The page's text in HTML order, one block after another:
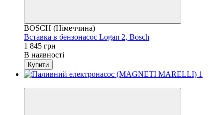
BOSCH (Німеччина)
Вставка в бензонасос Logan 2, Bosch
1 845 грн
В наявності
Купити